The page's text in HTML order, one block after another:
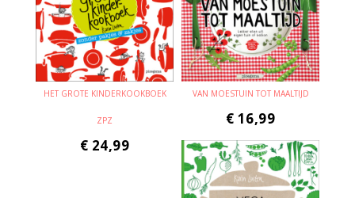
HET GROTE KINDERKOOKBOEK
ZPZ
€ 24,99
VAN MOESTUIN TOT MAALTIJD
€ 16,99